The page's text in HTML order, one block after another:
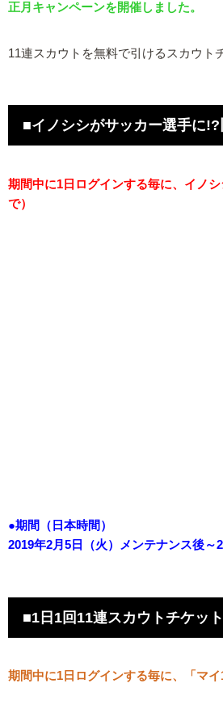
正月キャンペーンを開催しました。
11連スカウトを無料で引けるスカウト
■イノシシがサッカー選手に
期間中に1日ログインする毎に、イノ
で）
●期間（日本時間）
2019年2月5日（火）メンテナンス後～
■1日1回11連スカウトチケッ
期間中に1日ログインする毎に、「マ